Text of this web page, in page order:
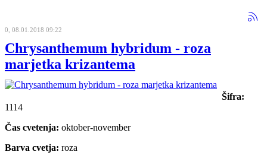
0, 08.01.2018 09:22
Chrysanthemum hybridum - roza
marjetka krizantema
Šifra:
1114
Čas cvetenja: oktober-november
Barva cvetja: roza